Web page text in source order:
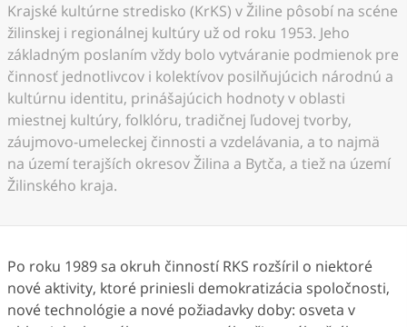
Krajské kultúrne stredisko (KrKS) v Žiline pôsobí na scéne
žilinskej i regionálnej kultúry už od roku 1953. Jeho
základným poslaním vždy bolo vytváranie podmienok pre
činnosť jednotlivcov i kolektívov posilňujúcich národnú a
kultúrnu identitu, prinášajúcich hodnoty v oblasti
miestnej kultúry, folklóru, tradičnej ľudovej tvorby,
záujmovo-umeleckej činnosti a vzdelávania, a to najmä
na území terajších okresov Žilina a Bytča, a tiež na území
Žilinského kraja.
Po roku 1989 sa okruh činností RKS rozšíril o niektoré
nové aktivity, ktoré priniesli demokratizácia spoločnosti,
nové technológie a nové požiadavky doby: osveta v